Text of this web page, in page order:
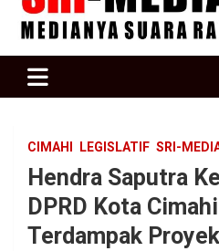
SRI Media news
CIMAHI LEGISLATIF SRI-
Hendra Saputra
DPRD Kota
Terdampak